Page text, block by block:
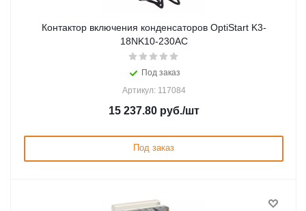
Контактор включения конденсаторов OptiStart K3-
18NK10-230AC
Под заказ
Артикул: 117084
15 237.80руб./шт
Под заказ